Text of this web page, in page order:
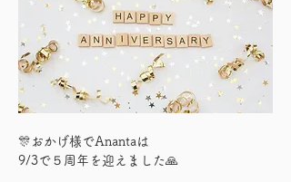
🎊おかげ様でAnantaは
9/3で５周年を迎えました🙏